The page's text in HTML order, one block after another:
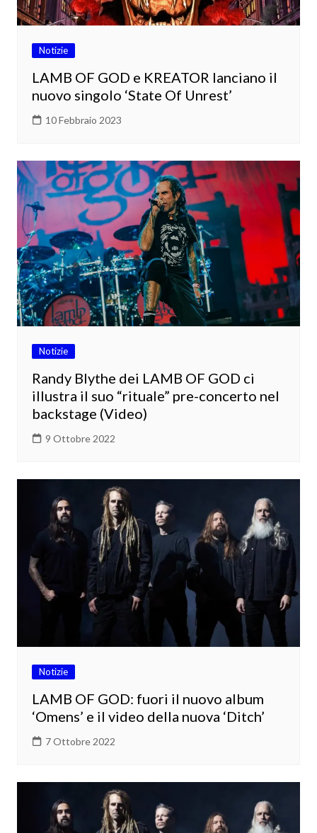
Notizie
LAMB OF GOD e KREATOR lanciano il
nuovo singolo ‘State Of Unrest’
10 Febbraio 2023
Notizie
Randy Blythe dei LAMB OF GOD ci
illustra il suo “rituale” pre-concerto nel
backstage (Video)
9 Ottobre 2022
Notizie
LAMB OF GOD: fuori il nuovo album
‘Omens’ e il video della nuova ‘Ditch’
7 Ottobre 2022